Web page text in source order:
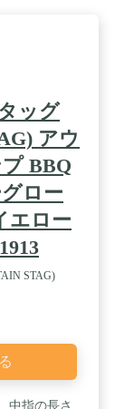
ッグ
アウ
BBQ
ロー
エロー
STAG)
中指の長さ